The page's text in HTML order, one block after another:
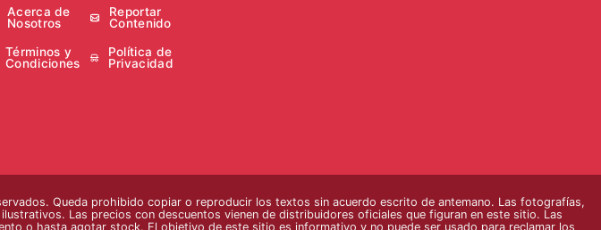
Acerca de
Nosotros
Reportar
Contenido
Términos y
Condiciones
Política de
Privacidad
Queda prohibido copiar o reproducir los textos sin acuerdo escrito de antemano. Las fotografías,
Las precios con descuentos vienen de distribuidores oficiales que figuran en este sitio. Las
o hasta agotar stock. El objetivo de este sitio es informativo y no puede ser usado para reclamar los